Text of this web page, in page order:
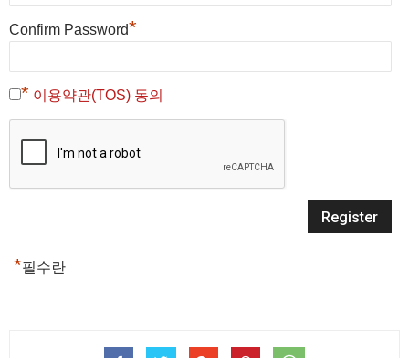
Confirm Password*
* 이용약관(TOS) 동의
*필수란